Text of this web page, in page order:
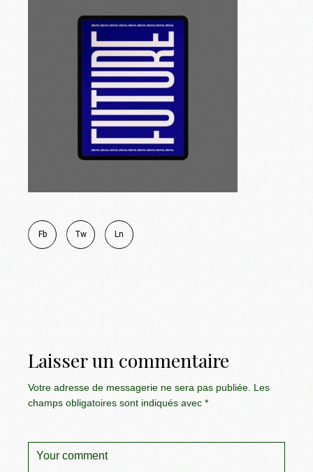
Fb Tw Ln
Laisser un commentaire
Votre adresse de messagerie ne sera pas publiée. Les
champs obligatoires sont indiqués avec*